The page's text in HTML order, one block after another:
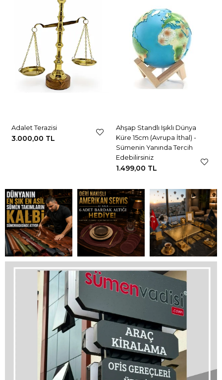
Adalet Terazisi
3.000,00 TL
Ahşap Standlı Işıklı Dünya
Küre 15cm (Avrupa İthal) -
Sümenin Yanında Tercih
Edebilirsiniz
1.499,00 TL